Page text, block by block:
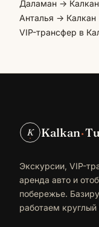
Даламан → Калкан
Анталья → Калкан
VIP-трансфер в
K Kalkan·
Экскурсии, VIP-
аренда авто и
побережье.
работаем круглый